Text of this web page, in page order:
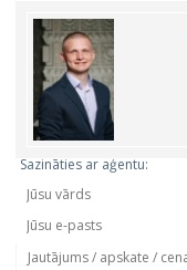
Sazināties ar aģentu: